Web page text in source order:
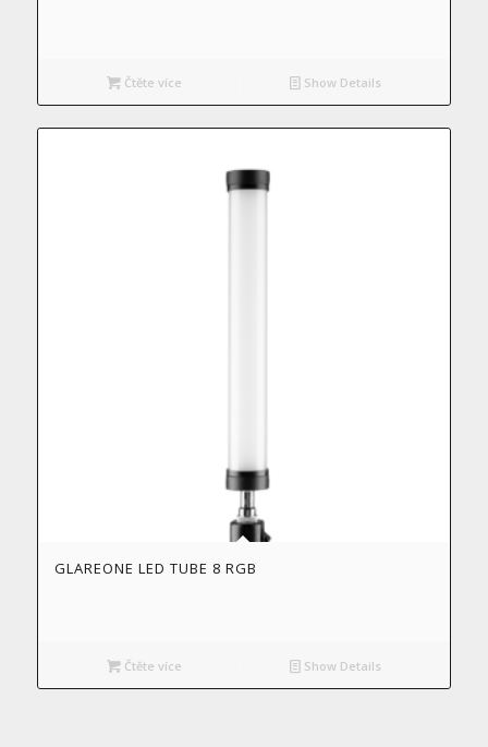
Čtěte více Show Details
GLAREONE LED TUBE 8 RGB
Čtěte více Show Details